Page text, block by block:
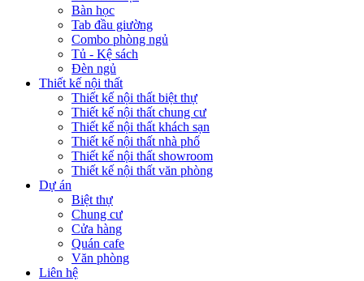
Bàn học
Tab đầu giường
Combo phòng ngủ
Tủ - Kệ sách
Đèn ngủ
Thiết kế nội thất
Thiết kế nội thất biệt thự
Thiết kế nội thất chung cư
Thiết kế nội thất khách sạn
Thiết kế nội thất nhà phố
Thiết kế nội thất showroom
Thiết kế nội thất văn phòng
Dự án
Biệt thự
Chung cư
Cửa hàng
Quán cafe
Văn phòng
Liên hệ